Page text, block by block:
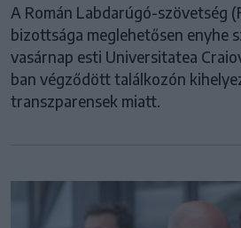
A Román Labdarúgó-szövetség
bizottsága meglehetősen enyhe
vasárnap esti Universitatea
ban végződött találkozón
transzparensek miatt.